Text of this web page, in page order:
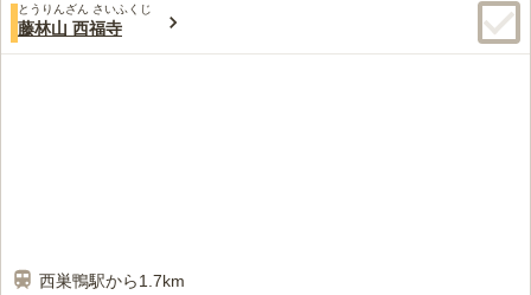
みんなの評価
40代女性
霊園のそばにお花屋さんがあり、そこでお花と線香を買って、お
とうりんざん さいふくじ
藤林山 西福寺
西巣鴨駅から1.7km